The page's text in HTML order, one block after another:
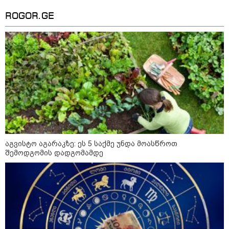
დამარტყმევინეს, მირტყეს
მუშტები" - რას ჰყვება კურიერი,
რომელსაც
არასრულწლოვანები სასტიკად
გაუსწორდნენ?
კატეგორიის ყველა სიახლე
მკითხველის რჩევით
ROGOR.GE
აგვისტო აგარაკზე: ეს 5 საქმე უნდა მოასწროთ
შემოდგომის დადგომამდე